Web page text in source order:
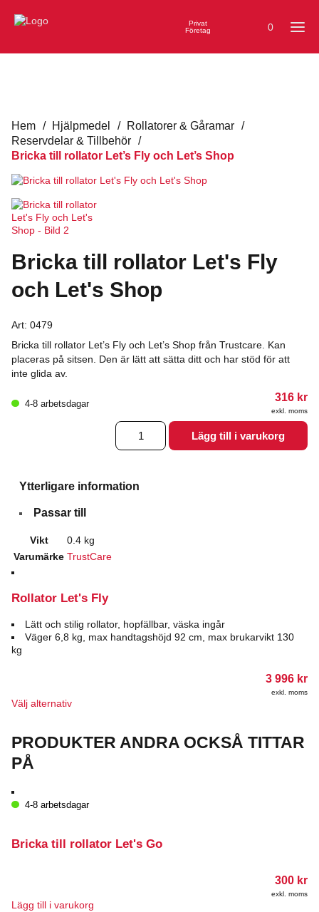
0
Privat
Företag
Hem / Hjälpmedel / Rollatorer & Gåramar /
Reservdelar & Tillbehör /
Bricka till rollator Let’s Fly och Let’s Shop
Bricka till rollator Let's Fly
och Let's Shop
Art: 0479
Bricka till rollator Let’s Fly och Let’s Shop från Trustcare. Kan
placeras på sitsen. Den är lätt att sätta ditt och har stöd för att
inte glida av.
4-8 arbetsdagar
316 kr
exkl. moms
Bricka
rollator
Fly
Lägg till i varukorg
Ytterligare information
Passar till
Vikt
0.4 kg
Varumärke TrustCare
Rollator Let's Fly
Lätt och stilig rollator, hopfällbar, väska ingår
Väger 6,8 kg, max handtagshöjd 92 cm, max brukarvikt 130
kg
3 996 kr
exkl. moms
Välj alternativDen
har
alternativen
på
PRODUKTER ANDRA OCKSÅ TITTAR
PÅ
4-8 arbetsdagar
Bricka till rollator Let's Go
300 kr
exkl. moms
Lägg till i varukorg